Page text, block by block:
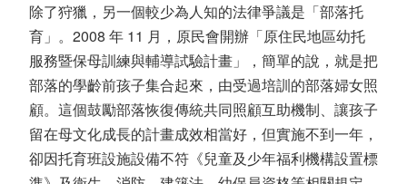
除了狩獵，另一個較少為人知的法律爭議是「部落托
育」。2008 年 11 月，原民會開辦「原住民地區幼托
服務暨保母訓練與輔導試驗計畫」，簡單的說，就是把
部落的學齡前孩子集合起來，由受過培訓的部落婦女照
顧。這個鼓勵部落恢復傳統共同照顧互助機制、讓孩子
留在母文化成長的計畫成效相當好，但實施不到一年，
卻因托育班設施設備不符《兒童及少年福利機構設置標